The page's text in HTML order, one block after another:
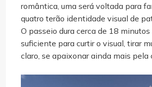
romântica, uma será voltada para
quatro terão identidade visual de
O passeio dura cerca de 18
suficiente para curtir o visual, tirar
claro, se apaixonar ainda mais pela